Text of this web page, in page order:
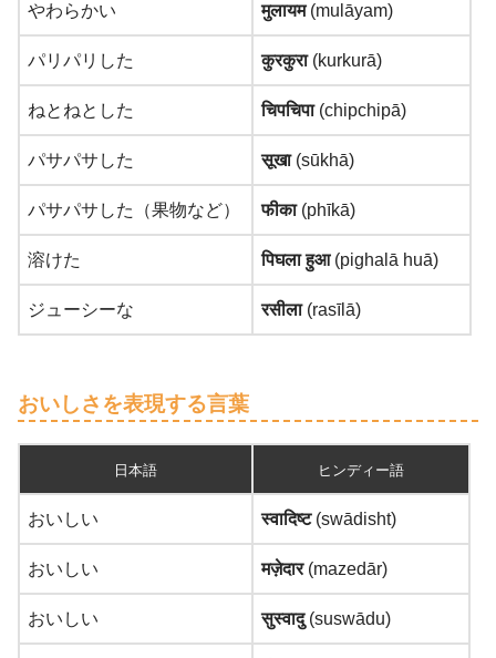
やわらかい मुलायम(mulāyam)
パリパリした कुरकुरा (kurkurā)
ねとねとした चिपचिपा (chipchipā)
パサパサした सूखा(sūkhā)
パサパサした（果物など） फीका(phīkā)
溶けた पिघला हुआ(pighalā huā)
ジューシーな रसीला(rasīlā)
おいしさを表現する言葉
日本語 ヒンディー語
おいしい स्वादिष्ट(swādisht)
おいしい मज़ेदार(mazedār)
おいしい सुस्वादु(suswādu)